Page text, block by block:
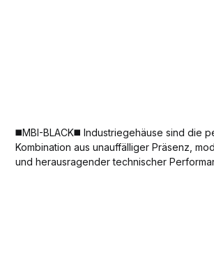
◼️MBI-BLACK◼️ Industriegehäuse sind die perfekte
Kombination aus unauffälliger Präsenz,
und herausragender technischer